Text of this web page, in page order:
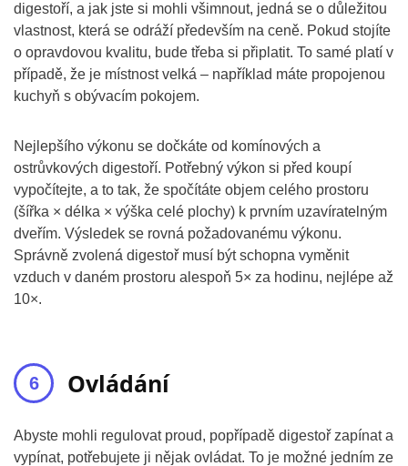
digestoří, a jak jste si mohli všimnout, jedná se o důležitou
vlastnost, která se odráží především na ceně. Pokud stojíte
o opravdovou kvalitu, bude třeba si připlatit. To samé platí v
případě, že je místnost velká – například máte propojenou
kuchyň s obývacím pokojem.
Nejlepšího výkonu se dočkáte od komínových a
ostrůvkových digestoří. Potřebný výkon si před koupí
vypočítejte, a to tak, že spočítáte objem celého prostoru
(šířka × délka × výška celé plochy) k prvním uzavíratelným
dveřím. Výsledek se rovná požadovanému výkonu.
Správně zvolená digestoř musí být schopna vyměnit
vzduch v daném prostoru alespoň 5× za hodinu, nejlépe až
10×.
Ovládání
Abyste mohli regulovat proud, popřípadě digestoř zapínat a
vypínat, potřebujete ji nějak ovládat. To je možné jedním ze